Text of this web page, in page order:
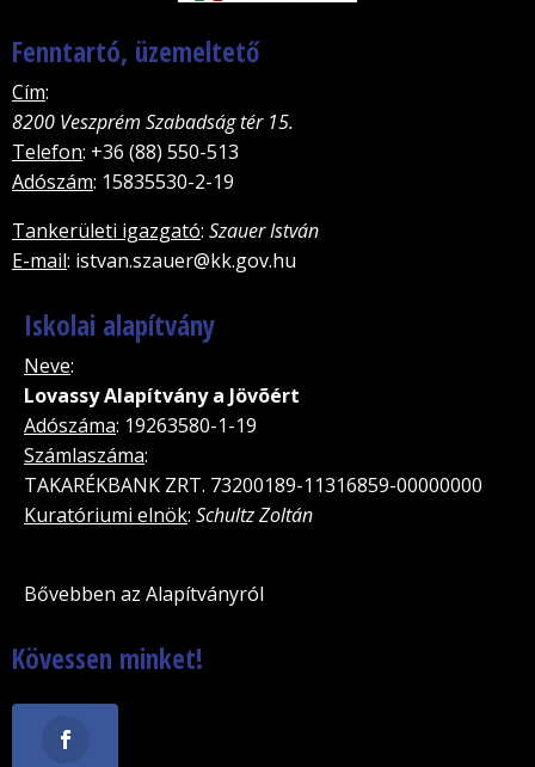
Fenntartó, üzemeltető
Cím:
8200 Veszprém Szabadság tér 15.
Telefon: +36 (88) 550-513
Adószám: 15835530-2-19
Tankerületi igazgató: Szauer István
E-mail: istvan.szauer@kk.gov.hu
Iskolai alapítvány
Neve:
Lovassy Alapítvány a Jövõért
Adószáma: 19263580-1-19
Számlaszáma:
TAKARÉKBANK ZRT. 73200189-11316859-00000000
Kuratóriumi elnök: Schultz Zoltán
Bővebben az Alapítványról
Kövessen minket!